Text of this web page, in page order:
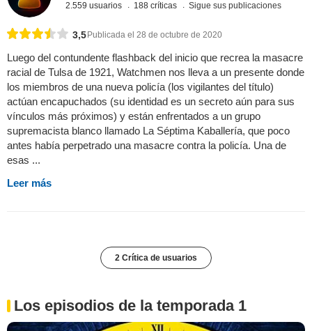
2.559 usuarios 188 críticas Sigue sus publicaciones
3,5 Publicada el 28 de octubre de 2020
Luego del contundente flashback del inicio que recrea la masacre
racial de Tulsa de 1921, Watchmen nos lleva a un presente donde
los miembros de una nueva policía (los vigilantes del título)
actúan encapuchados (su identidad es un secreto aún para sus
vínculos más próximos) y están enfrentados a un grupo
supremacista blanco llamado La Séptima Kaballería, que poco
antes había perpetrado una masacre contra la policía. Una de
esas ...
Leer más
2 Crítica de usuarios
Los episodios de la temporada 1